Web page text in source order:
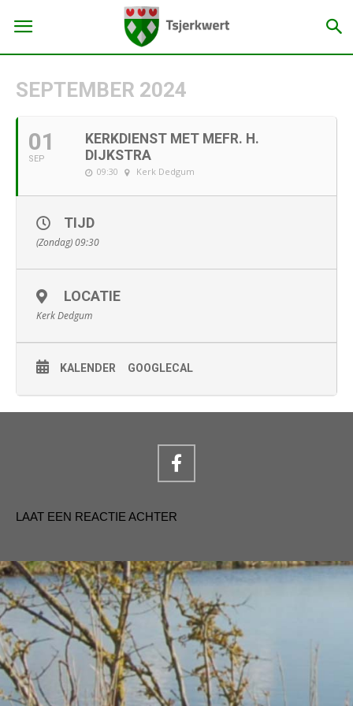
SEPTEMBER 2024
01
SEP
KERKDIENST MET MEFR. H.
DIJKSTRA
09:30 Kerk Dedgum
TIJD
(Zondag) 09:30
LOCATIE
Kerk Dedgum
KALENDER GOOGLECAL
LAAT EEN REACTIE ACHTER